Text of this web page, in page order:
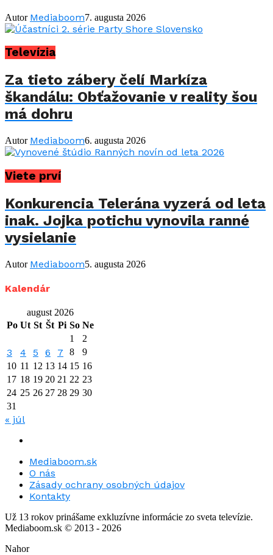
Autor Mediaboom7. augusta 2026
Televízia
Za tieto zábery čelí Markíza
škandálu: Obťažovanie v reality šou
má dohru
Autor Mediaboom6. augusta 2026
Viete prví
Konkurencia Telerána vyzerá od leta
inak. Jojka potichu vynovila ranné
vysielanie
Autor Mediaboom5. augusta 2026
Kalendár
august 2026
Po Ut St Št Pi So Ne
1
2
3 4 5 6 7 8
9
10 11 12 13 14 15 16
17 18 19 20 21 22 23
24 25 26 27 28 29 30
31
« júl
Mediaboom.sk
O nás
Zásady ochrany osobných údajov
Kontakty
Už 13 rokov prinášame exkluzívne informácie zo sveta televízie.
Mediaboom.sk © 2013 - 2026
Nahor